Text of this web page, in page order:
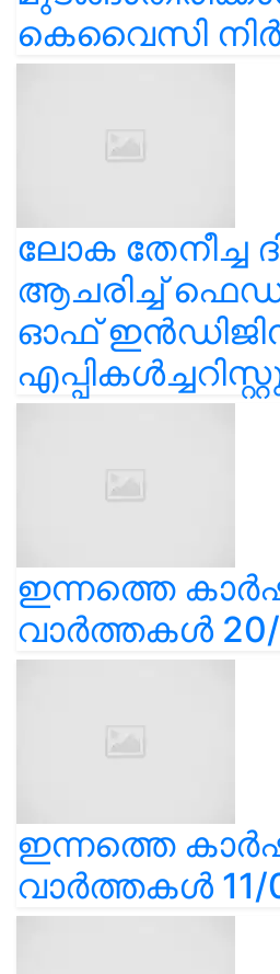
കെവൈസി
ലോക തേനീച്ച
ആചരിച്ച്
ഓഫ്
ഇന്നത്തെ
വാർത്തകൾ 20/
ഇന്നത്തെ
വാർത്തകൾ 11/